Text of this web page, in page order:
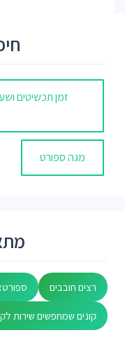
זמן תכשיטים
מגה ספורט
רצים חובבים
קונים שמחפשים שירות